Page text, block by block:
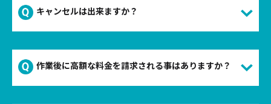
キャンセルは出来ますか？
作業後に高額な料金を請求される事はありますか？